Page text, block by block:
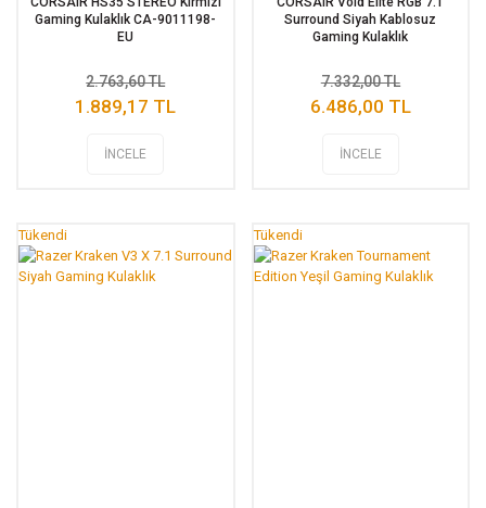
Gaming Kulaklık CA-9011198-
EU
1.889,17 TL
2.763,60 TL
İNCELE
Surround Siyah Kablosuz
Gaming Kulaklık
6.486,00 TL
7.332,00 TL
İNCELE
Tükendi Tükendi